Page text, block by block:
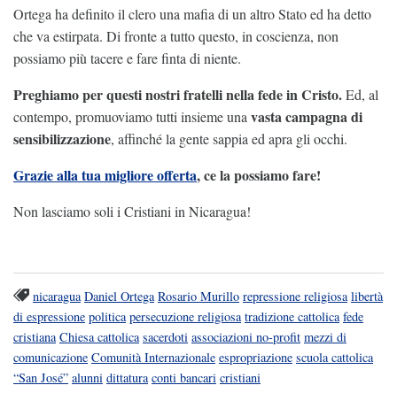
Ortega ha definito il clero una mafia di un altro Stato ed ha detto
che va estirpata. Di fronte a tutto questo, in coscienza, non
possiamo più tacere e fare finta di niente.
Preghiamo per questi nostri fratelli nella fede in Cristo.Ed, al
contempo, promuoviamo tutti insieme una vasta campagna di
sensibilizzazione, affinché la gente sappia ed apra gli occhi.
Grazie alla tua migliore offerta, ce la possiamo fare!
Non lasciamo soli i Cristiani in Nicaragua!
nicaragua Daniel Ortega Rosario Murillo repressione religiosa libertà
di espressione politica persecuzione religiosa tradizione cattolica fede
cristiana Chiesa cattolica sacerdoti associazioni no-profit mezzi di
comunicazione Comunità Internazionale espropriazione scuola cattolica
“San José” alunni dittatura conti bancari cristiani